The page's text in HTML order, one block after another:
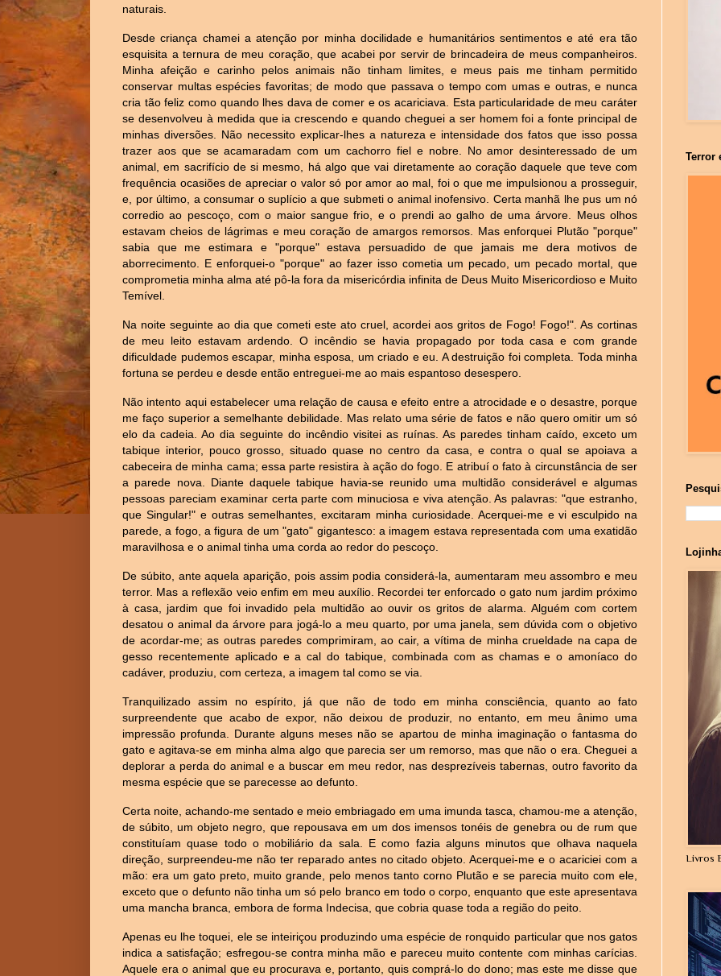
naturais.
Desde criança chamei a atenção por minha docilidade e humanitários sentimentos e até era tão
esquisita a ternura de meu coração, que acabei por servir de brincadeira de meus companheiros.
Minha afeição e carinho pelos animais não tinham limites, e meus pais me tinham permitido
conservar multas espécies favoritas; de modo que passava o tempo com umas e outras, e nunca
cria tão feliz como quando lhes dava de comer e os acariciava. Esta particularidade de meu caráter
se desenvolveu à medida que ia crescendo e quando cheguei a ser homem foi a fonte principal de
minhas diversões. Não necessito explicar-lhes a natureza e intensidade dos fatos que isso possa
trazer aos que se acamaradam com um cachorro fiel e nobre. No amor desinteressado de um
animal, em sacrifício de si mesmo, há algo que vai diretamente ao coração daquele que teve com
frequência ocasiões de apreciar o valor só por amor ao mal, foi o que me impulsionou a prosseguir,
e, por último, a consumar o suplício a que submeti o animal inofensivo. Certa manhã lhe pus um nó
corredio ao pescoço, com o maior sangue frio, e o prendi ao galho de uma árvore. Meus olhos
estavam cheios de lágrimas e meu coração de amargos remorsos. Mas enforquei Plutão "porque"
sabia que me estimara e "porque" estava persuadido de que jamais me dera motivos de
aborrecimento. E enforquei-o "porque" ao fazer isso cometia um pecado, um pecado mortal, que
comprometia minha alma até pô-la fora da misericórdia infinita de Deus Muito Misericordioso e Muito
Temível.
Na noite seguinte ao dia que cometi este ato cruel, acordei aos gritos de Fogo! Fogo!". As cortinas
de meu leito estavam ardendo. O incêndio se havia propagado por toda casa e com grande
dificuldade pudemos escapar, minha esposa, um criado e eu. A destruição foi completa. Toda minha
fortuna se perdeu e desde então entreguei-me ao mais espantoso desespero.
Não intento aqui estabelecer uma relação de causa e efeito entre a atrocidade e o desastre, porque
me faço superior a semelhante debilidade. Mas relato uma série de fatos e não quero omitir um só
elo da cadeia. Ao dia seguinte do incêndio visitei as ruínas. As paredes tinham caído, exceto um
tabique interior, pouco grosso, situado quase no centro da casa, e contra o qual se apoiava a
cabeceira de minha cama; essa parte resistira à ação do fogo. E atribuí o fato à circunstância de ser
a parede nova. Diante daquele tabique havia-se reunido uma multidão considerável e algumas
pessoas pareciam examinar certa parte com minuciosa e viva atenção. As palavras: "que estranho,
que Singular!" e outras semelhantes, excitaram minha curiosidade. Acerquei-me e vi esculpido na
parede, a fogo, a figura de um "gato" gigantesco: a imagem estava representada com uma exatidão
maravilhosa e o animal tinha uma corda ao redor do pescoço.
De súbito, ante aquela aparição, pois assim podia considerá-la, aumentaram meu assombro e meu
terror. Mas a reflexão veio enfim em meu auxílio. Recordei ter enforcado o gato num jardim próximo
à casa, jardim que foi invadido pela multidão ao ouvir os gritos de alarma. Alguém com cortem
desatou o animal da árvore para jogá-lo a meu quarto, por uma janela, sem dúvida com o objetivo
de acordar-me; as outras paredes comprimiram, ao cair, a vítima de minha crueldade na capa de
gesso recentemente aplicado e a cal do tabique, combinada com as chamas e o amoníaco do
cadáver, produziu, com certeza, a imagem tal como se via.
Tranquilizado assim no espírito, já que não de todo em minha consciência, quanto ao fato
surpreendente que acabo de expor, não deixou de produzir, no entanto, em meu ânimo uma
impressão profunda. Durante alguns meses não se apartou de minha imaginação o fantasma do
gato e agitava-se em minha alma algo que parecia ser um remorso, mas que não o era. Cheguei a
deplorar a perda do animal e a buscar em meu redor, nas desprezíveis tabernas, outro favorito da
mesma espécie que se parecesse ao defunto.
Certa noite, achando-me sentado e meio embriagado em uma imunda tasca, chamou-me a atenção,
de súbito, um objeto negro, que repousava em um dos imensos tonéis de genebra ou de rum que
constituíam quase todo o mobiliário da sala. E como fazia alguns minutos que olhava naquela
direção, surpreendeu-me não ter reparado antes no citado objeto. Acerquei-me e o acariciei com a
mão: era um gato preto, muito grande, pelo menos tanto corno Plutão e se parecia muito com ele,
exceto que o defunto não tinha um só pelo branco em todo o corpo, enquanto que este apresentava
uma mancha branca, embora de forma Indecisa, que cobria quase toda a região do peito.
Apenas eu lhe toquei, ele se inteiriçou produzindo uma espécie de ronquido particular que nos gatos
indica a satisfação; esfregou-se contra minha mão e pareceu muito contente com minhas carícias.
Aquele era o animal que eu procurava e, portanto, quis comprá-lo do dono; mas este me disse que
Terror
Livros